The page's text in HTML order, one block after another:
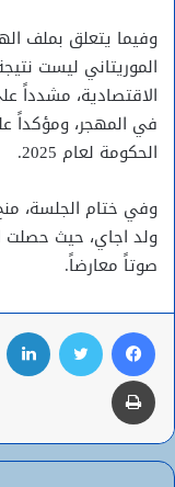
وفيما يتعلق بملف
الموريتاني ليست
الاقتصادية، مشدداً
في المهجر، ومؤكداً
الحكومة لعام 2025.
وفي ختام الجلسة، منح
صوتاً معارضاً.
فيسبوك تويتر
طباعة